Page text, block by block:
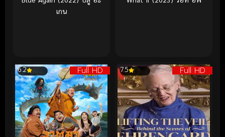
เกน
Full HD
6.2 Full HD
7.5